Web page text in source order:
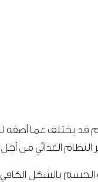
النظام الغذائي من
بالشكل